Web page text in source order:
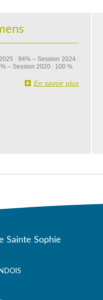
: 94% – Session 2024 :
– Session 2020 : 100 %
En savoir plus
Sainte Sophie